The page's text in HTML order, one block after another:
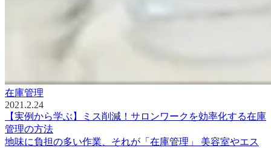
在庫管理
2021.2.24
【実例から学ぶ】ミス削減！サロンワークを効率化する在庫
管理の方法
地味に負担の多い作業、それが「在庫管理」 美容室やエス